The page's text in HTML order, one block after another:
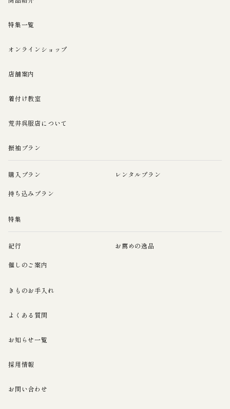
特集一覧
オンラインショップ
店舗案内
着付け教室
荒井呉服店について
振袖プラン
購入プラン レンタルプラン
持ち込みプラン
特集
紀行 お薦めの逸品
催しのご案内
きものお手入れ
よくある質問
お知らせ一覧
採用情報
お問い合わせ